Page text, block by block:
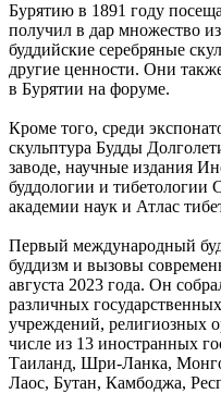
Бурятию в 1891 году
получил в дар множество
буддийские серебряные
другие ценности. Они
в Бурятии на форуме.
Кроме того, среди
скульптура Будды
заводе, научные издания
буддологии и тибетологии
академии наук и Атлас
Первый международный
буддизм и вызовы
августа 2023 года. Он
различных
учреждений, религиозных
числе из 13 иностранных
Таиланд, Шри-Ланка,
Лаос, Бутан, Камбоджа,